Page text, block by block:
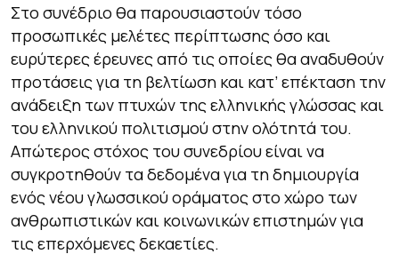
Στο συνέδριο θα παρουσιαστούν τόσο
προσωπικές μελέτες περίπτωσης όσο και
ευρύτερες έρευνες από τις οποίες θα αναδυθούν
προτάσεις για τη βελτίωση και κατ’ επέκταση την
ανάδειξη των πτυχών της ελληνικής γλώσσας και
του ελληνικού πολιτισμού στην ολότητά του.
Απώτερος στόχος του συνεδρίου είναι να
συγκροτηθούν τα δεδομένα για τη δημιουργία
ενός νέου γλωσσικού οράματος στο χώρο των
ανθρωπιστικών και κοινωνικών επιστημών για
τις επερχόμενες δεκαετίες.